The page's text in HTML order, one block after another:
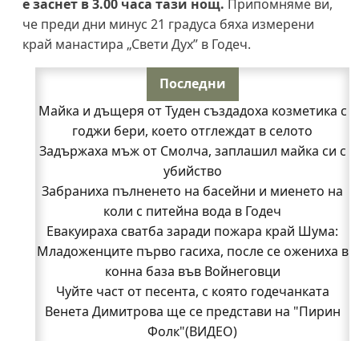
е заснет в 3.00 часа тази нощ. Припомняме ви,
че преди дни минус 21 градуса бяха измерени
край манастира „Свети Дух” в Годеч.
Последни
Майка и дъщеря от Туден създадоха козметика с
годжи бери, което отглеждат в селото
Задържаха мъж от Смолча, заплашил майка си с
убийство
Забраниха пълненето на басейни и миенето на
коли с питейна вода в Годеч
Евакуираха сватба заради пожара край Шума:
Младоженците първо гасиха, после се ожениха в
конна база във Войнеговци
Чуйте част от песента, с която годечанката
Венета Димитрова ще се представи на "Пирин
Фолк"(ВИДЕО)